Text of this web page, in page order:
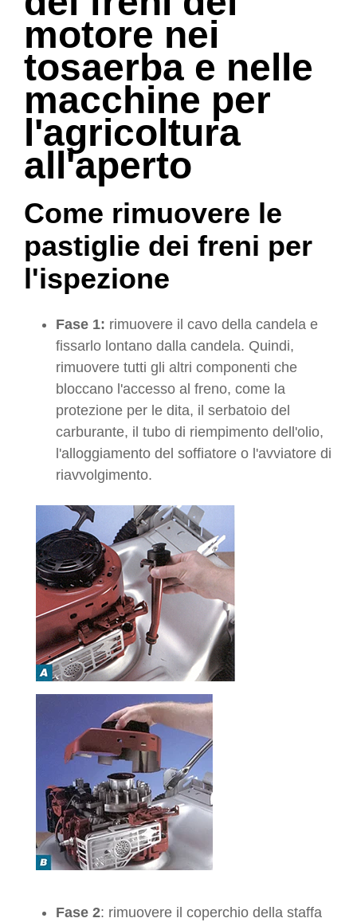
motore nei
tosaerba e nelle
macchine per
l'agricoltura
all'aperto
Come rimuovere le
pastiglie dei freni per
l'ispezione
Fase 1: rimuovere il cavo della candela e
fissarlo lontano dalla candela. Quindi,
rimuovere tutti gli altri componenti che
bloccano l'accesso al freno, come la
protezione per le dita, il serbatoio del
carburante, il tubo di riempimento dell'olio,
l'alloggiamento del soffiatore o l'avviatore di
riavvolgimento.
Fase 2: rimuovere il coperchio della staffa